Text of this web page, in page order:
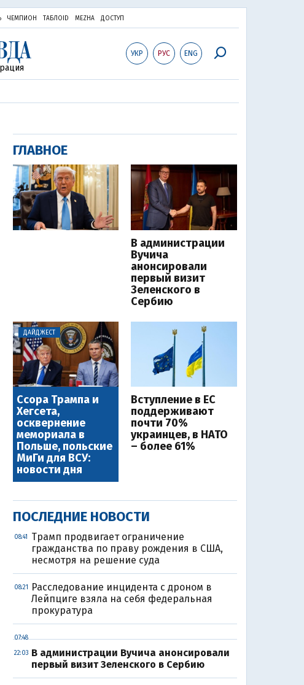
ЧЕМПИОН ТАБЛОID MEZHA ДОСТУП
УКР РУС ENG
ГЛАВНОЕ
В администрации
Вучича
анонсировали
первый визит
Зеленского в
Сербию
ДАЙДЖЕСТ
Ссора Трампа и
Хегсета,
осквернение
мемориала в
Польше, польские
МиГи для ВСУ:
новости дня
Вступление в ЕС
поддерживают
почти 70%
украинцев, в НАТО
– более 61%
ПОСЛЕДНИЕ НОВОСТИ
08:41
Трамп продвигает ограничение
гражданства по праву рождения в США,
несмотря на решение суда
08:21
Расследование инцидента с дроном в
Лейпциге взяла на себя федеральная
прокуратура
07:48
22:03 В администрации Вучича анонсировали
первый визит Зеленского в Сербию